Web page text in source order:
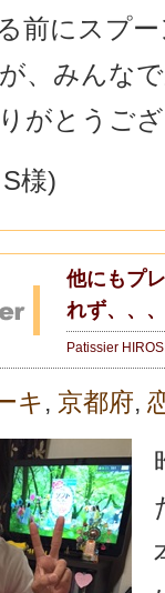
前にスプ
、みんな
がとうご
様)
他にもプ
れず、、
Patissier
キ , 京都府,